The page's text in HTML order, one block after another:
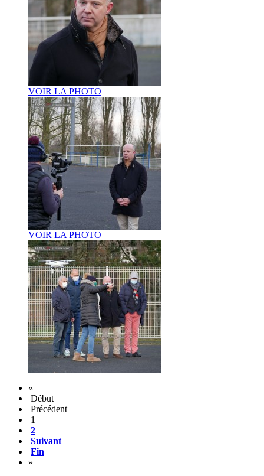
VOIR LA PHOTO
VOIR LA PHOTO
«
Début
Précédent
1
2
Suivant
Fin
»